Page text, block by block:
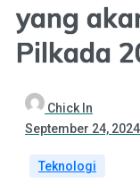
yang
Pilkada
Chick In
September 24, 2024
Teknologi